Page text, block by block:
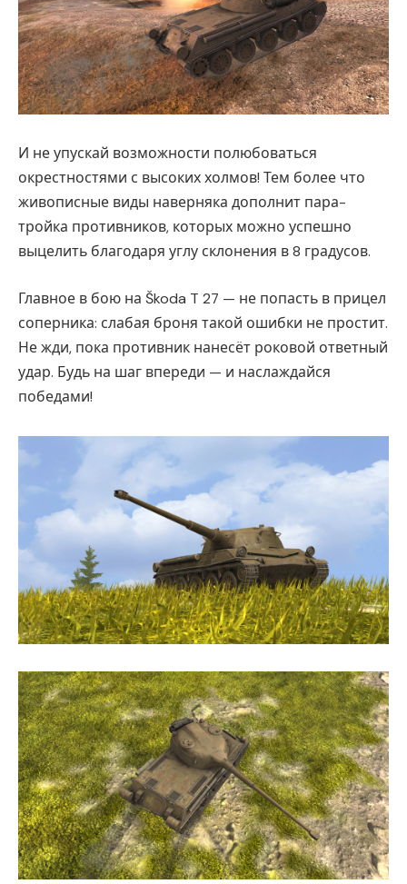
И не упускай возможности полюбоваться
окрестностями с высоких холмов! Тем более что
живописные виды наверняка дополнит пара-
тройка противников, которых можно успешно
выцелить благодаря углу склонения в 8 градусов.
Главное в бою на Škoda T 27 — не попасть в прицел
соперника: слабая броня такой ошибки не простит.
Не жди, пока противник нанесёт роковой ответный
удар. Будь на шаг впереди — и наслаждайся
победами!